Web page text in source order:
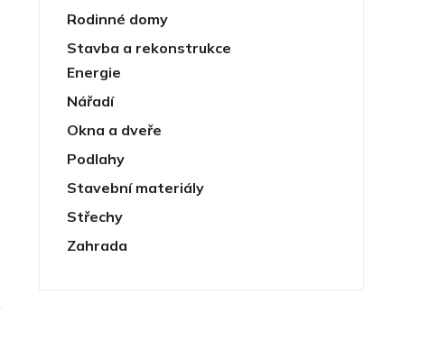
Rodinné domy
Stavba a rekonstrukce
Energie
Nářadí
Okna a dveře
Podlahy
Stavební materiály
Střechy
Zahrada